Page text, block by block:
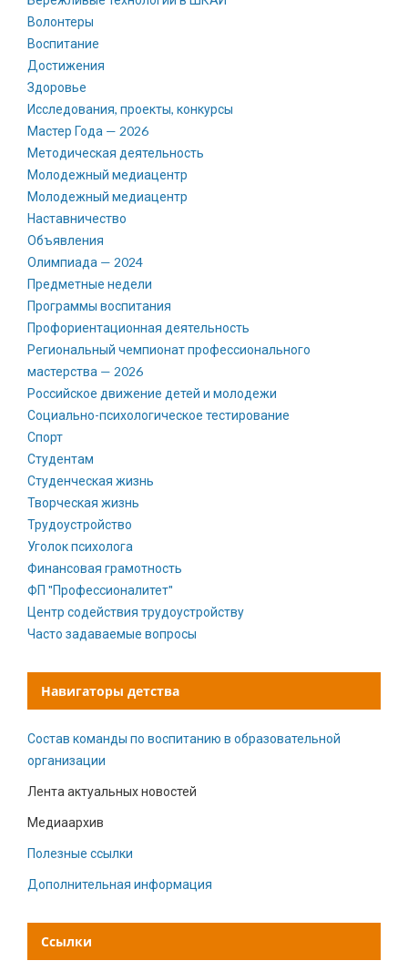
Волонтеры
Воспитание
Достижения
Здоровье
Исследования, проекты, конкурсы
Мастер Года — 2026
Методическая деятельность
Молодежный медиацентр
Молодежный медиацентр
Наставничество
Объявления
Олимпиада — 2024
Предметные недели
Программы воспитания
Профориентационная деятельность
Региональный чемпионат профессионального
мастерства — 2026
Российское движение детей и молодежи
Социально-психологическое тестирование
Спорт
Студентам
Студенческая жизнь
Творческая жизнь
Трудоустройство
Уголок психолога
Финансовая грамотность
ФП "Профессионалитет"
Центр содействия трудоустройству
Часто задаваемые вопросы
Навигаторы детства
Состав команды по воспитанию в образовательной
организации
Лента актуальных новостей
Медиаархив
Полезные ссылки
Дополнительная информация
Ссылки